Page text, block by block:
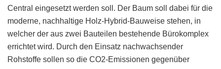
Central eingesetzt werden soll. Der Baum soll dabei für die
moderne, nachhaltige Holz-Hybrid-Bauweise stehen, in
welcher der aus zwei Bauteilen bestehende Bürokomplex
errichtet wird. Durch den Einsatz nachwachsender
Rohstoffe sollen so die CO2-Emissionen gegenüber